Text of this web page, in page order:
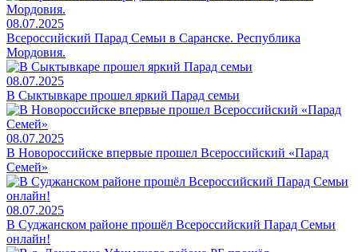
08.07.2025
Всероссийский Парад Семьи в Саранске. Республика
Мордовия.
08.07.2025
В Сыктывкаре прошел яркий Парад семьи
08.07.2025
В Новороссийске впервые прошел Всероссийский «Парад
Семей»
08.07.2025
В Суджанском районе прошёл Всероссийский Парад Семьи
онлайн!